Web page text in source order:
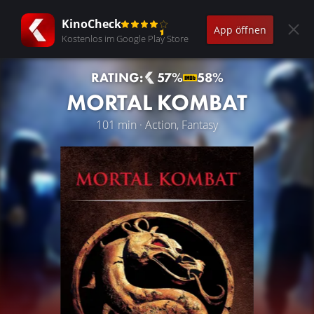
KinoCheck
Kostenlos im Google Play Store
App öffnen
RATING: 57% 58%
MORTAL KOMBAT
101 min · Action, Fantasy